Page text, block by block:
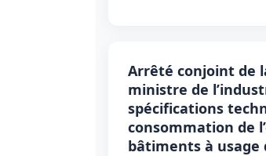
Arrêté conjoint de
ministre de
spécifications
consommation de
bâtiments à usage